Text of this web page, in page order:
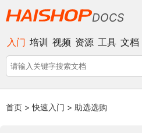
DOCS
入门 培训 视频 资源 工具 文档
首页 >快速入门 > 助选选购